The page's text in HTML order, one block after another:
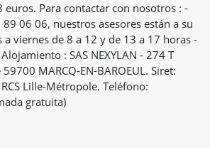
euros. Para contactar con nosotros : -
06 06, nuestros asesores están a su
viernes de 8 a 12 y de 13 a 17 horas -
: SAS NEXYLAN - 274 T
MARCQ-EN-BAROEUL. Siret:
Lille-Métropole. Teléfono:
gratuita)